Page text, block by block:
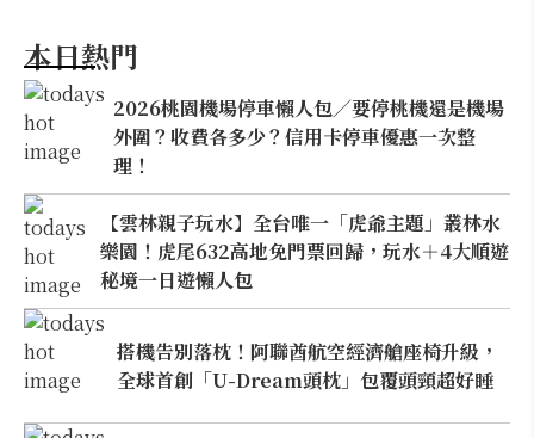
本日熱門
2026桃園機場停車懶人包／要停桃機還是機場
外圍？收費各多少？信用卡停車優惠一次整
理！
【雲林親子玩水】全台唯一「虎爺主題」叢林水
樂園！虎尾632高地免門票回歸，玩水＋4大順遊
秘境一日遊懶人包
搭機告別落枕！阿聯酋航空經濟艙座椅升級，
全球首創「U-Dream頭枕」包覆頭頸超好睡